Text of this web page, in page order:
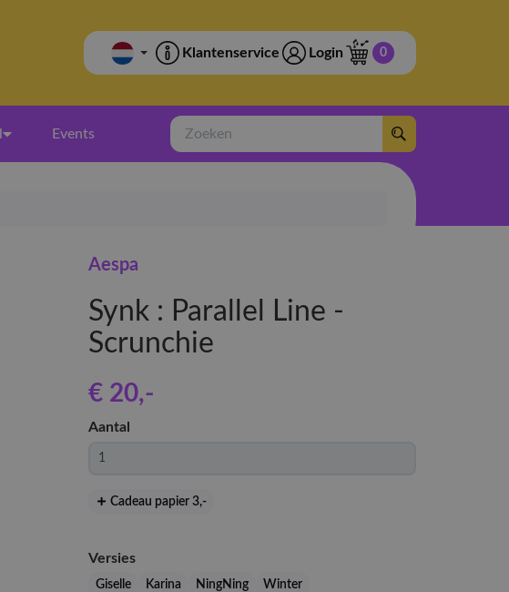
Klantenservice Login 0
Events
Zoeken
Aespa
Synk : Parallel Line -
Scrunchie
€ 20,-
Aantal
Cadeau papier 3,-
Versies
Giselle Karina NingNing Winter